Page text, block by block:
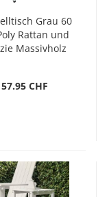
Grau 60
Rattan und
Massivholz
57.95 CHF